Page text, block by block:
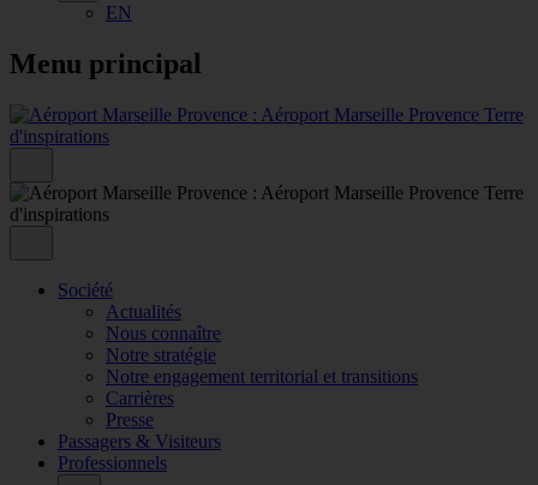
EN
Menu principal
Société
Actualités
Nous connaître
Notre stratégie
Notre engagement territorial et transitions
Carrières
Presse
Passagers & Visiteurs
Professionnels